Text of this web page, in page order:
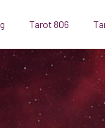
Tarot 806